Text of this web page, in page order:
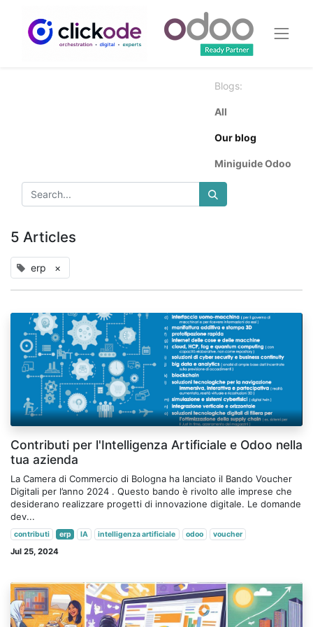
Blogs:
All
Our blog
Miniguide Odoo
5 Articles
erp ×
Contributi per l'Intelligenza Artificiale e Odoo nella
tua azienda
La Camera di Commercio di Bologna ha lanciato il Bando Voucher
Digitali per l’anno 2024 . Questo bando è rivolto alle imprese che
desiderano realizzare progetti di innovazione digitale. Le domande
dev...
contributi erp IA intelligenza artificiale odoo voucher
Jul 25, 2024